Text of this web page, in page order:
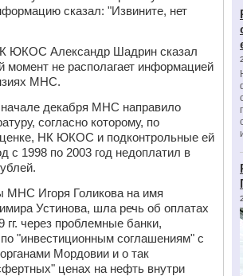
сказал: "Извините, нет
ЮКОС Александр Шадрин сказал
не располагает информацией
МНС.
декабря МНС направило
согласно которому, по
НК ЮКОС и подконтрольные ей
с 1998 по 2003 год недоплатил в
МНС Игоря Голикова на имя
Устинова, шла речь об оплатах
гг. через проблемные банки,
"инвестиционным соглашениям" с
Мордовии и о так
ценах на нефть внутри